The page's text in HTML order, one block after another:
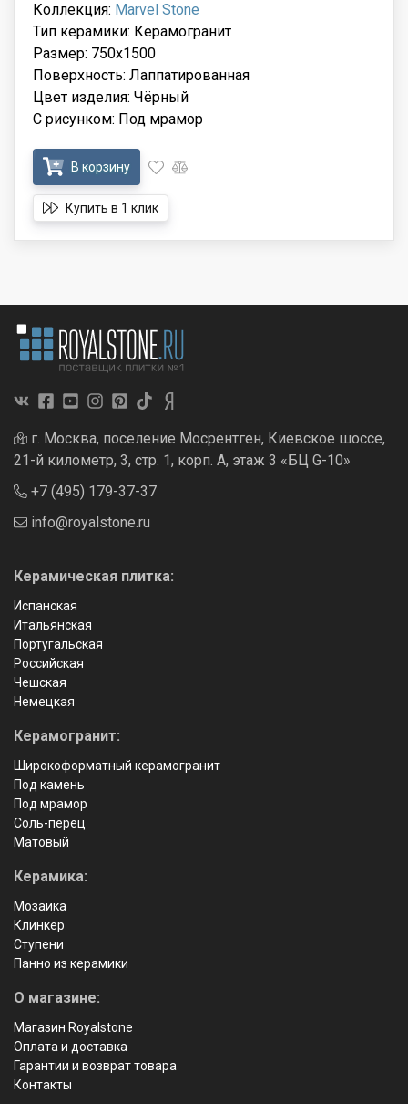
Коллекция: Marvel Stone
Тип керамики: Керамогранит
Размер: 750x1500
Поверхность: Лаппатированная
Цвет изделия: Чёрный
С рисунком: Под мрамор
В корзину
Купить в 1 клик
г. Москва, поселение Мосрентген, Киевское шоссе,
21-й километр, 3, стр. 1, корп. А, этаж 3 «БЦ G-10»
+7 (495) 179-37-37
info@royalstone.ru
Керамическая плитка:
Испанская
Итальянская
Португальская
Российская
Чешская
Немецкая
Керамогранит:
Широкоформатный керамогранит
Под камень
Под мрамор
Соль-перец
Матовый
Керамика:
Мозаика
Клинкер
Ступени
Панно из керамики
О магазине:
Магазин Royalstone
Оплата и доставка
Гарантии и возврат товара
Контакты